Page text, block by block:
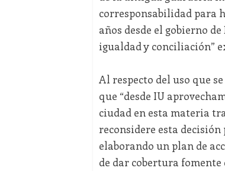
corresponsabilidad para
años desde el gobierno
igualdad y conciliación”
Al respecto del uso que
que “desde IU
ciudad en esta materia
reconsidere esta
elaborando un plan de
de dar cobertura